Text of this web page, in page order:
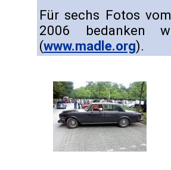
Für sechs Fotos
2006 bedanken
(www.madle.org).